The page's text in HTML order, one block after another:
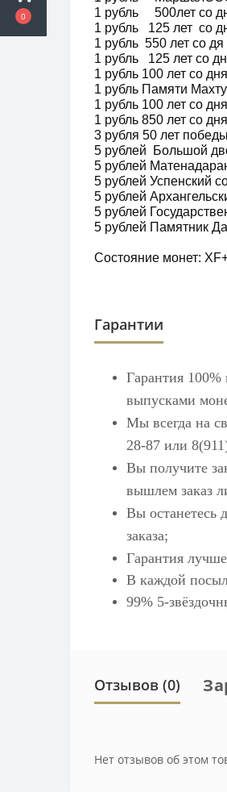
0
1 рубль 500лет со
1 рубль 125 лет со
1 рубль 550 лет
1 рубль 125 лет со
1 рубль 100 лет со
1 рубль Памяти
1 рубль 100 лет со
1 рубль 850 лет со
3 рубля 50 лет
5 рублей Большой
5 рублей
5 рублей Успенский
5 рублей
5 рублей
5 рублей Памятник
Состояние монет:
Гарантии
Гарантия
выпусками
Мы всегда на
28-87 или
Вы получите
вышлем заказ
Вы останетесь
заказа;
Гарантия
В каждой
99% 5-
Отзывов (0)
Нет отзывов об этом